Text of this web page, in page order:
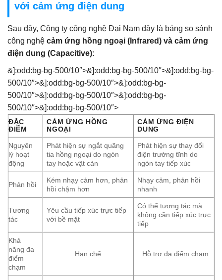
với cảm ứng điện dung
Sau đây, Công ty công nghệ Đại Nam đây là bảng so sánh
công nghệ cảm ứng hồng ngoại (Infrared) và cảm ứng
điện dung (Capacitive):
&]:odd:bg-bg-500/10″>&]:odd:bg-bg-500/10″>&]:odd:bg-bg-
500/10″>&]:odd:bg-bg-500/10″>&]:odd:bg-bg-
500/10″>&]:odd:bg-bg-500/10″>&]:odd:bg-bg-
500/10″>&]:odd:bg-bg-500/10″>
ĐẶC
ĐIỂM
CẢM ỨNG HỒNG
NGOẠI
CẢM ỨNG ĐIỆN
DUNG
Nguyên
lý hoạt
động
Phát hiện sự ngắt quãng
tia hồng ngoại do ngón
tay hoặc vật cản
Phát hiện sự thay đổi
điện trường tĩnh do
ngón tay tiếp xúc
Phản hồi
Kém nhạy cảm hơn, phản
hồi chậm hơn
Nhạy cảm, phản hồi
nhanh
Tương
tác
Yêu cầu tiếp xúc trực tiếp
với bề mặt
Có thể tương tác mà
không cần tiếp xúc trực
tiếp
Khả
năng đa
điểm
chạm
Hạn chế Hỗ trợ đa điểm chạm